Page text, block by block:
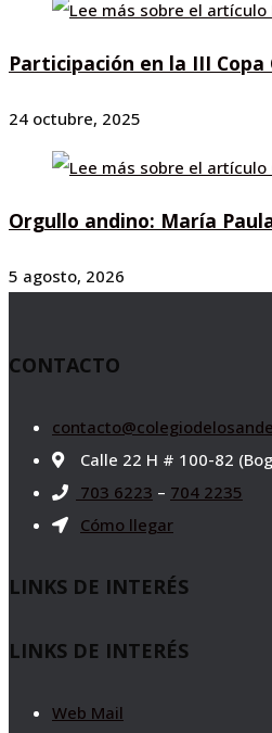
Participación en la III Copa
24 octubre, 2025
Orgullo andino: María
5 agosto, 2026
CONTACTO
Calle 22 H # 100-82
703 6223 – 704 2235
Cómo llegar
LINKS DE INTERÉS
LINKS DE INTERÉS
Web Mail